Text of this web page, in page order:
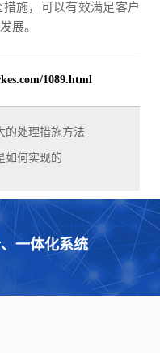
施，可以有效满足客户
展。
1089.html
的处理措施方法
如何实现的
一体化系统